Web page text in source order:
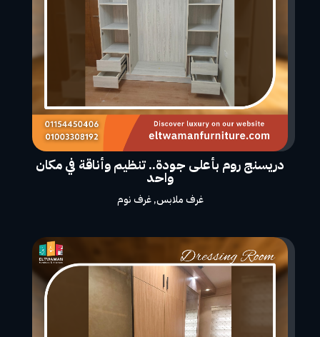
دريسنج روم بأعلى جودة.. تنظيم وأناقة في مكان
واحد
غرف ملابس,غرف نوم